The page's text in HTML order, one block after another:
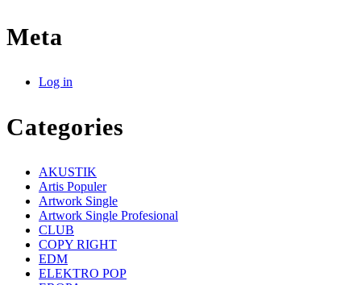
Meta
Log in
Categories
AKUSTIK
Artis Populer
Artwork Single
Artwork Single Profesional
CLUB
COPY RIGHT
EDM
ELEKTRO POP